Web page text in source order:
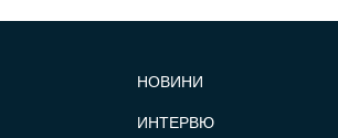
НОВИНИ
ИНТЕРВЮ